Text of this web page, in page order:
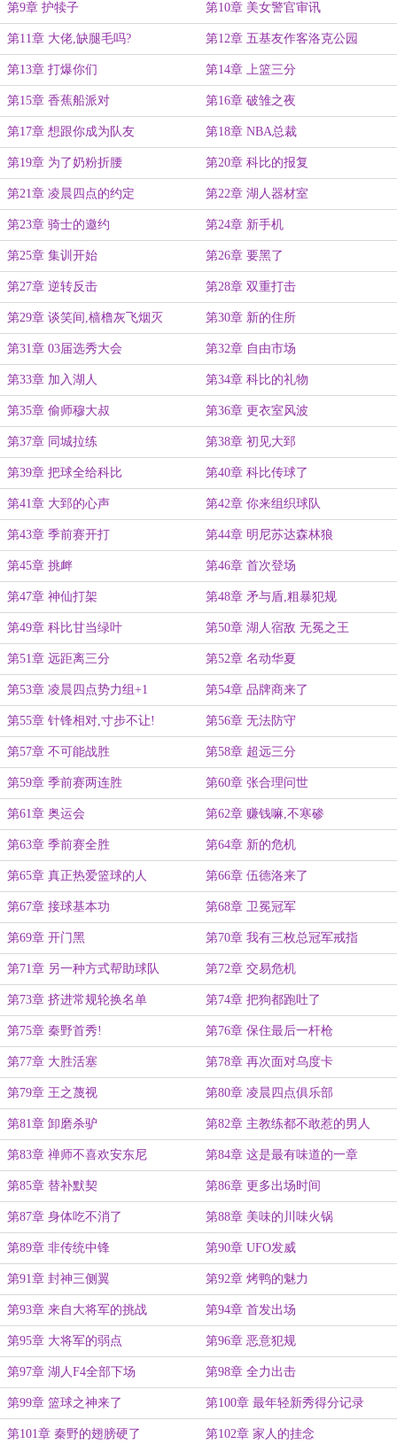
第9章 护犊子 第10章 美女警官审讯
第11章 大佬,缺腿毛吗? 第12章 五基友作客洛克公园
第13章 打爆你们 第14章 上篮三分
第15章 香蕉船派对 第16章 破雏之夜
第17章 想跟你成为队友 第18章 NBA总裁
第19章 为了奶粉折腰 第20章 科比的报复
第21章 凌晨四点的约定 第22章 湖人器材室
第23章 骑士的邀约 第24章 新手机
第25章 集训开始 第26章 要黑了
第27章 逆转反击 第28章 双重打击
第29章 谈笑间,樯橹灰飞烟灭 第30章 新的住所
第31章 03届选秀大会 第32章 自由市场
第33章 加入湖人 第34章 科比的礼物
第35章 偷师穆大叔 第36章 更衣室风波
第37章 同城拉练 第38章 初见大郅
第39章 把球全给科比 第40章 科比传球了
第41章 大郅的心声 第42章 你来组织球队
第43章 季前赛开打 第44章 明尼苏达森林狼
第45章 挑衅 第46章 首次登场
第47章 神仙打架 第48章 矛与盾,粗暴犯规
第49章 科比甘当绿叶 第50章 湖人宿敌 无冕之王
第51章 远距离三分 第52章 名动华夏
第53章 凌晨四点势力组+1 第54章 品牌商来了
第55章 针锋相对,寸步不让! 第56章 无法防守
第57章 不可能战胜 第58章 超远三分
第59章 季前赛两连胜 第60章 张合理问世
第61章 奥运会 第62章 赚钱嘛,不寒碜
第63章 季前赛全胜 第64章 新的危机
第65章 真正热爱篮球的人 第66章 伍德洛来了
第67章 接球基本功 第68章 卫冕冠军
第69章 开门黑 第70章 我有三枚总冠军戒指
第71章 另一种方式帮助球队 第72章 交易危机
第73章 挤进常规轮换名单 第74章 把狗都跑吐了
第75章 秦野首秀! 第76章 保住最后一杆枪
第77章 大胜活塞 第78章 再次面对乌度卡
第79章 王之蔑视 第80章 凌晨四点俱乐部
第81章 卸磨杀驴 第82章 主教练都不敢惹的男人
第83章 禅师不喜欢安东尼 第84章 这是最有味道的一章
第85章 替补默契 第86章 更多出场时间
第87章 身体吃不消了 第88章 美味的川味火锅
第89章 非传统中锋 第90章 UFO发威
第91章 封神三侧翼 第92章 烤鸭的魅力
第93章 来自大将军的挑战 第94章 首发出场
第95章 大将军的弱点 第96章 恶意犯规
第97章 湖人F4全部下场 第98章 全力出击
第99章 篮球之神来了 第100章 最年轻新秀得分记录
第101章 秦野的翅膀硬了 第102章 家人的挂念